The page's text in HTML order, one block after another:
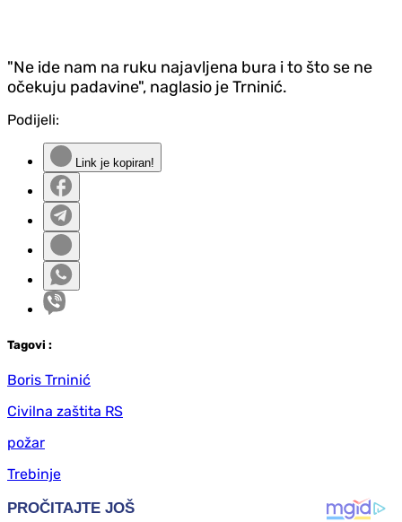
"Ne ide nam na ruku najavljena bura i to što se ne
očekuju padavine", naglasio je Trninić.
Podijeli:
Link je kopiran!
Tagovi :
Boris Trninić
Civilna zaštita RS
požar
Trebinje